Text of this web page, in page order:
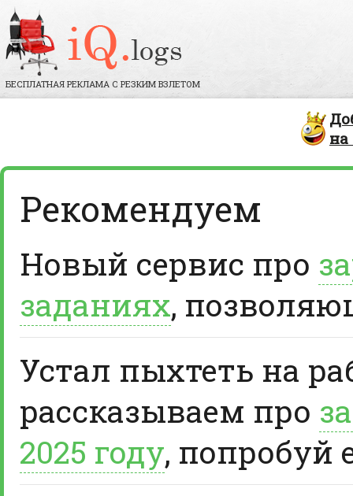
БЕСПЛАТНАЯ РЕКЛАМА С РЕЗКИМ ВЗЛЕТОМ
на
Рекомендуем
Новый сервис про
заданиях,
Устал пыхтеть на
рассказываем про
2025 году, попробуй